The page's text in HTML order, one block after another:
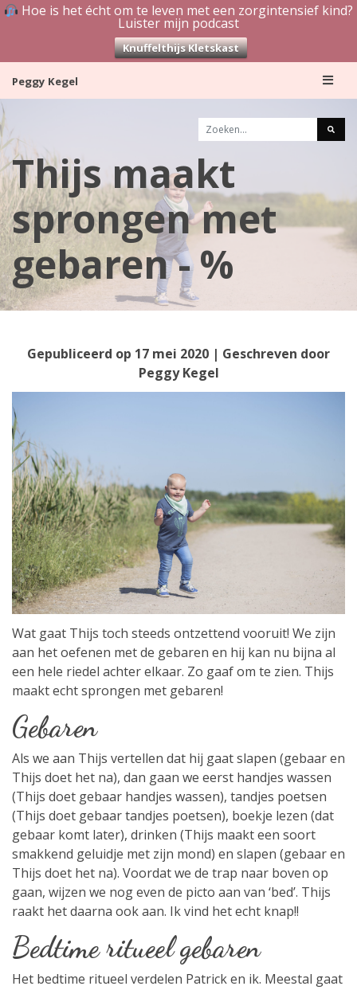
Hoe is het écht om te leven met een zorgintensief kind?
Luister mijn podcast
Knuffelthijs Kletskast
content
Peggy Kegel
Thijs maakt
sprongen met
gebaren - %
Gepubliceerd op 17 mei 2020 | Geschreven door
Peggy Kegel
Wat gaat Thijs toch steeds ontzettend vooruit! We zijn
aan het oefenen met de gebaren en hij kan nu bijna al
een hele riedel achter elkaar. Zo gaaf om te zien. Thijs
maakt echt sprongen met gebaren!
Gebaren
Als we aan Thijs vertellen dat hij gaat slapen (gebaar en
Thijs doet het na), dan gaan we eerst handjes wassen
(Thijs doet gebaar handjes wassen), tandjes poetsen
(Thijs doet gebaar tandjes poetsen), boekje lezen (dat
gebaar komt later), drinken (Thijs maakt een soort
smakkend geluidje met zijn mond) en slapen (gebaar en
Thijs doet het na). Voordat we de trap naar boven op
gaan, wijzen we nog even de picto aan van ‘bed’. Thijs
raakt het daarna ook aan. Ik vind het echt knap!!
Bedtime ritueel gebaren
Het bedtime ritueel verdelen Patrick en ik. Meestal gaat